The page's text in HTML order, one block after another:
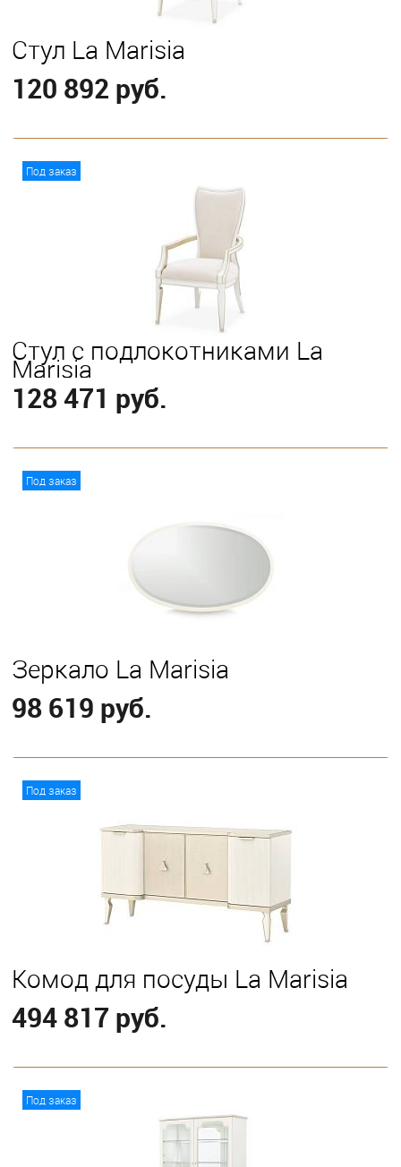
Стул La Marisia
120 892 руб.
Под заказ
Стул с подлокотниками La
Marisia
128 471 руб.
Под заказ
Зеркало La Marisia
98 619 руб.
Под заказ
Комод для посуды La Marisia
494 817 руб.
Под заказ